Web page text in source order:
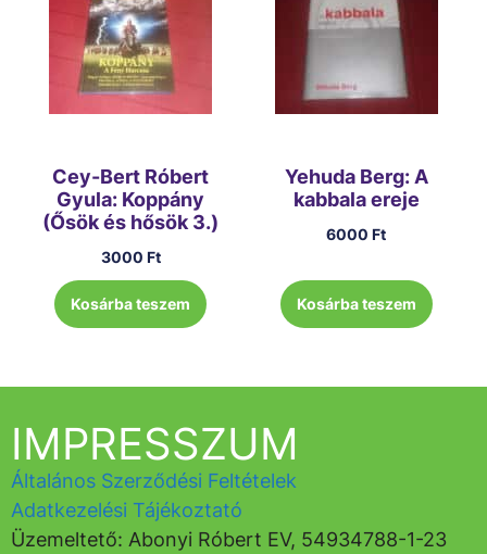
Cey-Bert Róbert
Gyula: Koppány
(Ősök és hősök 3.)
3000 Ft
Kosárba teszem
Yehuda Berg: A
kabbala ereje
6000Ft
Kosárba teszem
IMPRESSZUM
Általános Szerződési Feltételek
Adatkezelési Tájékoztató
Üzemeltető: Abonyi Róbert EV, 54934788-1-23